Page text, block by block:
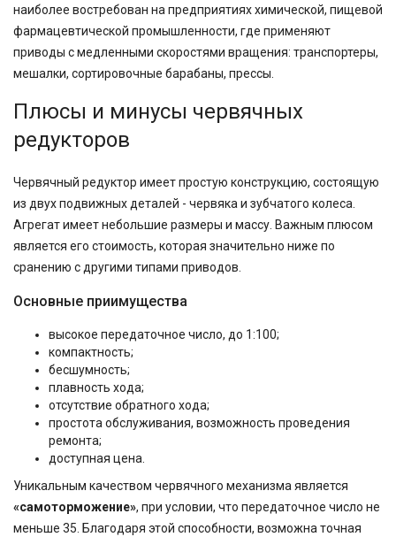
наиболее востребован на предприятиях химической, пищевой
фармацевтической промышленности, где применяют
приводы с медленными скоростями вращения: транспортеры,
мешалки, сортировочные барабаны, прессы.
Плюсы и минусы червячных
редукторов
Червячный редуктор имеет простую конструкцию, состоящую
из двух подвижных деталей - червяка и зубчатого колеса.
Агрегат имеет небольшие размеры и массу. Важным плюсом
является его стоимость, которая значительно ниже по
сранению с другими типами приводов.
Основные приимущества
высокое передаточное число, до 1:100;
компактность;
бесшумность;
плавность хода;
отсутствие обратного хода;
простота обслуживания, возможность проведения
ремонта;
доступная цена.
Уникальным качеством червячного механизма является
«самоторможение», при условии, что передаточное число не
меньше 35. Благодаря этой способности, возможна точная